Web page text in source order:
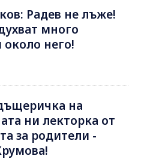
Радев не лъже!
много
около него!
на
ни лекторка от
за родители -